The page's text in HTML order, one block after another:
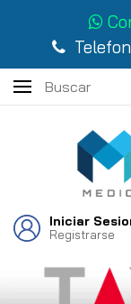
Iniciar
Registrarse